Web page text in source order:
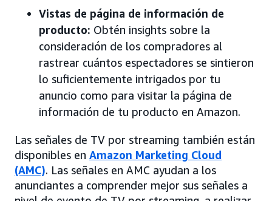
Vistas de página de información de
producto: Obtén insights sobre la
consideración de los compradores al
rastrear cuántos espectadores se sintieron
lo suficientemente intrigados por tu
anuncio como para visitar la página de
información de tu producto en Amazon.
Las señales de TV por streaming también están
disponibles en Amazon Marketing Cloud
(AMC). Las señales en AMC ayudan a los
anunciantes a comprender mejor sus señales a